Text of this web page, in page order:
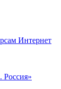
Интернет
Россия»